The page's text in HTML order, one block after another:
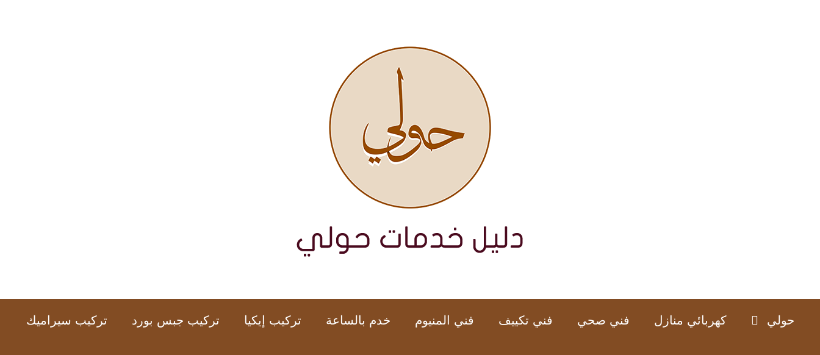
حولي كهربائي منازل فني صحي فني تكييف فني المنيوم خدم بالساعة تركيب إيكيا تركيب جبس بورد تركيب سيراميك